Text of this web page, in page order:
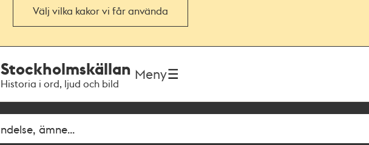
Välj vilka kakor vi får använda
Stockholmskällan
Historia i ord, ljud och bild
Meny